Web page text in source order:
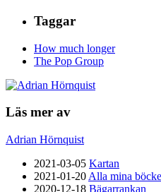
Taggar
How much longer
The Pop Group
Läs mer av
Adrian Hörnquist
2021-03-05 Kartan
2021-01-20 Alla mina
2020-12-18 Bägarrankan